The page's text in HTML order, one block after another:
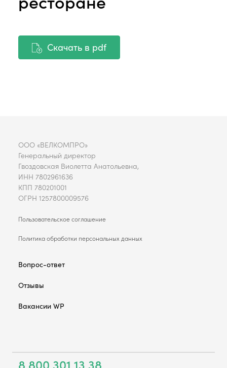
Скачать в pdf
ООО «ВЕЛКОМПРО»
Генеральный директор
Гвоздовская Виолетта Анатольевна,
ИНН 7802961636
КПП 780201001
ОГРН 1257800009576
Пользовательское соглашение
Политика обработки персональных данных
Вопрос-ответ
Отзывы
Вакансии WP
8 800 301 13 38